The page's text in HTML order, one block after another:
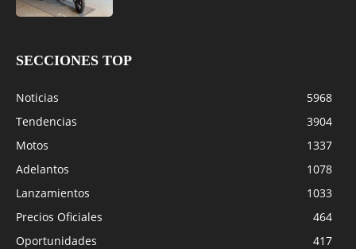
SECCIONES TOP
Noticias
5968
Tendencias
3904
Motos
1337
Adelantos
1078
Lanzamientos
1033
Precios Oficiales
464
Oportunidades
417